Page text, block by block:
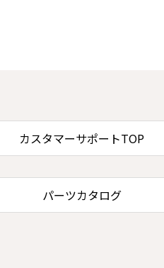
カスタマーサポートTOP
パーツカタログ